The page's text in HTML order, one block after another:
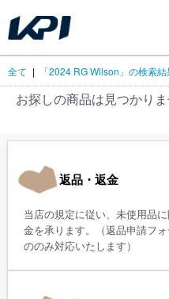
全て | 「2024 RG Wilson」の検索
お探しの商品は見つかり
返品・返金
当店の規定に従い、未使用品
金を承ります。（返品申請フ
ののみ対応いたします）